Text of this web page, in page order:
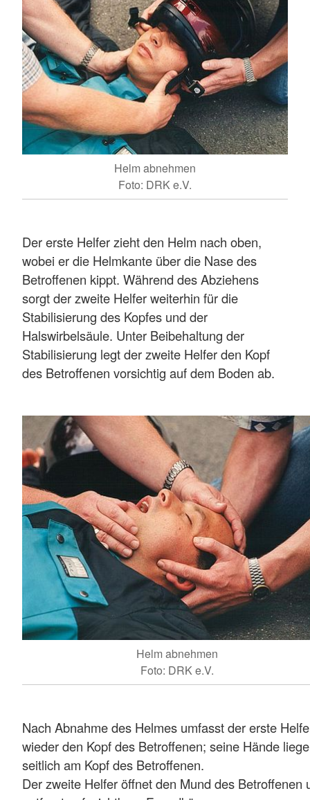
Helm abnehmen
Foto: DRK e.V.
Der erste Helfer zieht den Helm nach oben,
wobei er die Helmkante über die Nase des
Betroffenen kippt. Während des Abziehens
sorgt der zweite Helfer weiterhin für die
Stabilisierung des Kopfes und der
Halswirbelsäule. Unter Beibehaltung der
Stabilisierung legt der zweite Helfer den Kopf
des Betroffenen vorsichtig auf dem Boden ab.
Helm abnehmen
Foto: DRK e.V.
Nach Abnahme des Helmes umfasst der erste
wieder den Kopf des Betroffenen; seine Hände
seitlich am Kopf des Betroffenen.
Der zweite Helfer öffnet den Mund des Betroffenen